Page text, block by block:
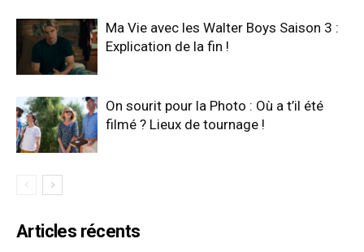
Ma Vie avec les Walter Boys Saison 3 :
Explication de la fin !
On sourit pour la Photo : Où a t’il été
filmé ? Lieux de tournage !
Articles récents